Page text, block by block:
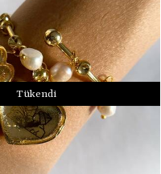
Tükendi